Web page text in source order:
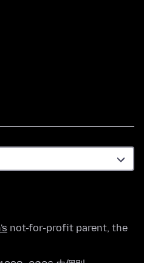
not-for-profit parent, the